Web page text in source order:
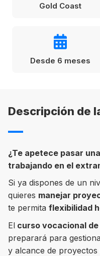
Australia
Agustina Fontirroig
América
Brasil
Estados Unidos
VER TODOS LOS
Estudia Inglés
Estudia un
Gold Coast
Desde 6 meses
Descripción de
¿Te apetece pasar
trabajando en el
Si ya dispones de un
quieres manejar
te permita flexibilidad
El curso vocacional
preparará para
y alcance de